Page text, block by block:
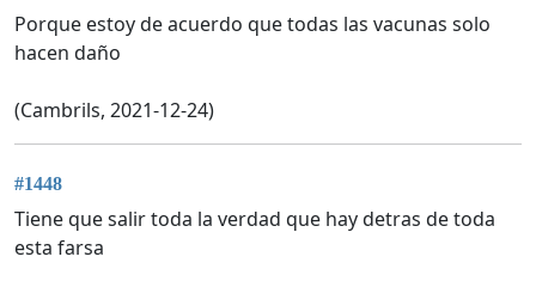
Porque estoy de acuerdo que todas las vacunas solo
hacen daño
(Cambrils, 2021-12-24)
#1448
Tiene que salir toda la verdad que hay detras de toda
esta farsa